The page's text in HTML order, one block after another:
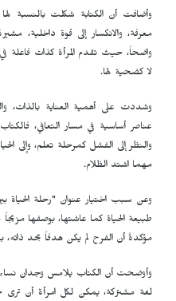
وأضافت أن الكتابة شكلت بالنسبة لها
معرفة، والانكسار إلى قوة داخلية،
واضحاً، حيث تقدم المرأة كذات فاعلة
لا كضحية لها.
وشددت على أهمية العناية بالذات،
عناصر أساسية في مسار التعافي،
والنظر إلى الفشل كمرحلة تعلم، وإلى
مهما اشتد الظلام.
وعن سبب اختيار عنوان "رحلة الحياة
طبيعة الحياة كما عاشتها، بوصفها
مؤكدةً أن الفرح لم يكن هدفاً بحد ذاته،
وأوضحت أن الكتاب يلامس وجدان نساء
لغة مشتركة، يمكن لكل امرأة أن ترى